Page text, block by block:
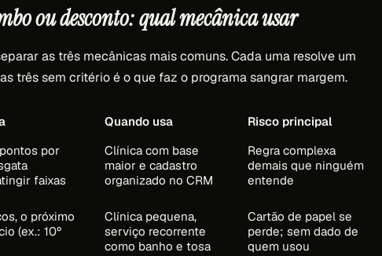
ou desconto: qual mecânica usar
as três mecânicas mais comuns. Cada uma resolve um
três sem critério é o que faz o programa sangrar margem.
Quando usa
Risco principal
por
faixas
Clínica com base
maior e cadastro
organizado no CRM
Regra complexa
demais que ninguém
entende
o próximo
(ex.: 10º
Clínica pequena,
serviço recorrente
como banho e tosa
Cartão de papel se
perde; sem dado de
quem usou